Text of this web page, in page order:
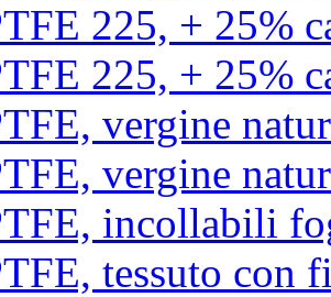
225, + 25%
225, + 25%
vergine
vergine
incollabili
tessuto con